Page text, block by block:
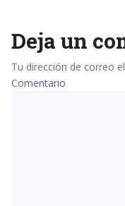
Deja un
Tu dirección de correo
Comentario